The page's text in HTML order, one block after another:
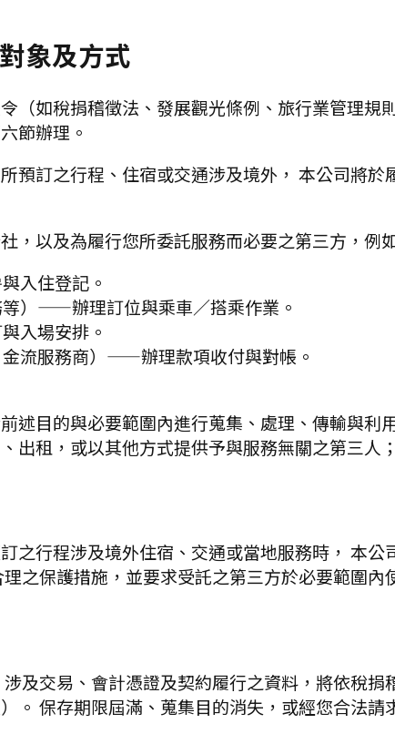
象及方式
（如稅捐稽徵法、發展觀光條例、旅行業管理規
節辦理。
預訂之行程、住宿或交通涉及境外， 本公司將
，以及為履行您所委託服務而必要之第三方，例
入住登記。
）——辦理訂位與乘車／搭乘作業。
入場安排。
流服務商）——辦理款項收付與對帳。
述目的與必要範圍內進行蒐集、處理、傳輸與利
出租，或以其他方式提供予與服務無關之第三人
之行程涉及境外住宿、交通或當地服務時， 本
之保護措施，並要求受託之第三方於必要範圍內
及交易、會計憑證及契約履行之資料，將依稅
。 保存期限屆滿、蒐集目的消失，或經您合法